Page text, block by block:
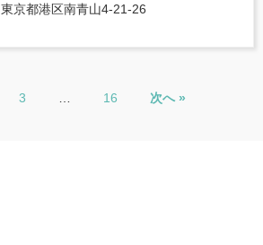
東京都港区南青山4-21-26
3 16 次へ »